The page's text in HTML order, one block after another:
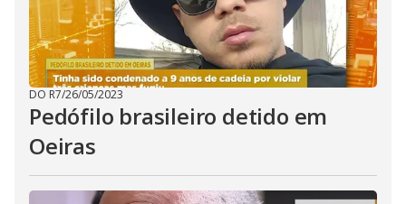
DO R7/26/05/2023
Pedófilo brasileiro detido em
Oeiras